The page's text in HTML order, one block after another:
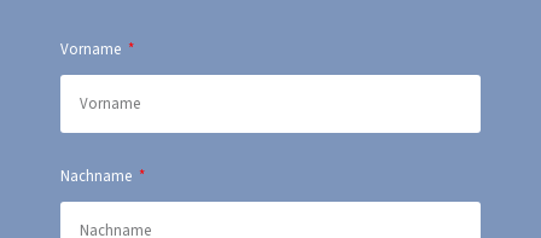
Vorname
Nachname